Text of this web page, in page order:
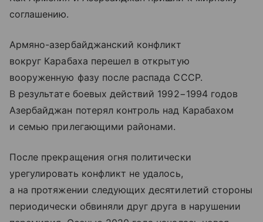
соглашению.
Армяно-азербайджанский конфликт
вокруг Карабаха перешел в открытую
вооруженную фазу после распада СССР.
В результате боевых действий 1992−1994 годов
Азербайджан потерял контроль над Карабахом
и семью прилегающими районами.
После прекращения огня политически
урегулировать конфликт не удалось,
а на протяжении следующих десятилетий стороны
периодически обвиняли друг друга в нарушении